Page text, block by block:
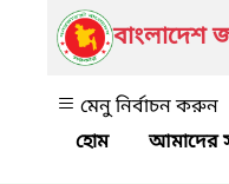
বাংলাদেশ
মেনু নির্বাচন করুন
আমাদের